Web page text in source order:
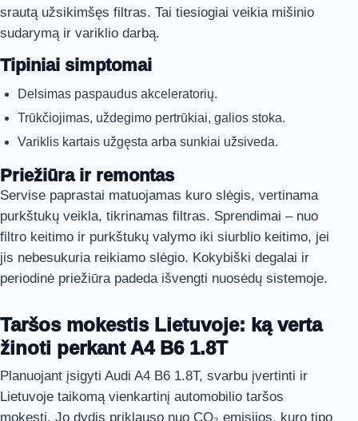
srautą užsikimšęs filtras. Tai tiesiogiai veikia mišinio
sudarymą ir variklio darbą.
Tipiniai simptomai
Delsimas paspaudus akceleratorių.
Trūkčiojimas, uždegimo pertrūkiai, galios stoka.
Variklis kartais užgęsta arba sunkiai užsiveda.
Priežiūra ir remontas
Servise paprastai matuojamas kuro slėgis, vertinama
purkštukų veikla, tikrinamas filtras. Sprendimai – nuo
filtro keitimo ir purkštukų valymo iki siurblio keitimo, jei
jis nebesukuria reikiamo slėgio. Kokybiški degalai ir
periodinė priežiūra padeda išvengti nuosėdų sistemoje.
Taršos mokestis Lietuvoje: ką verta
žinoti perkant A4 B6 1.8T
Planuojant įsigyti Audi A4 B6 1.8T, svarbu įvertinti ir
Lietuvoje taikomą vienkartinį automobilio taršos
mokestį. Jo dydis priklauso nuo CO₂ emisijos, kuro tipo